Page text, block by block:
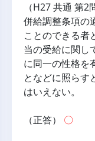
（H27 共通 第2
併給調整条項の
ことのできる者
当の受給に関し
に同一の性格を
となどに照らす
はいえない。
（正答） 〇